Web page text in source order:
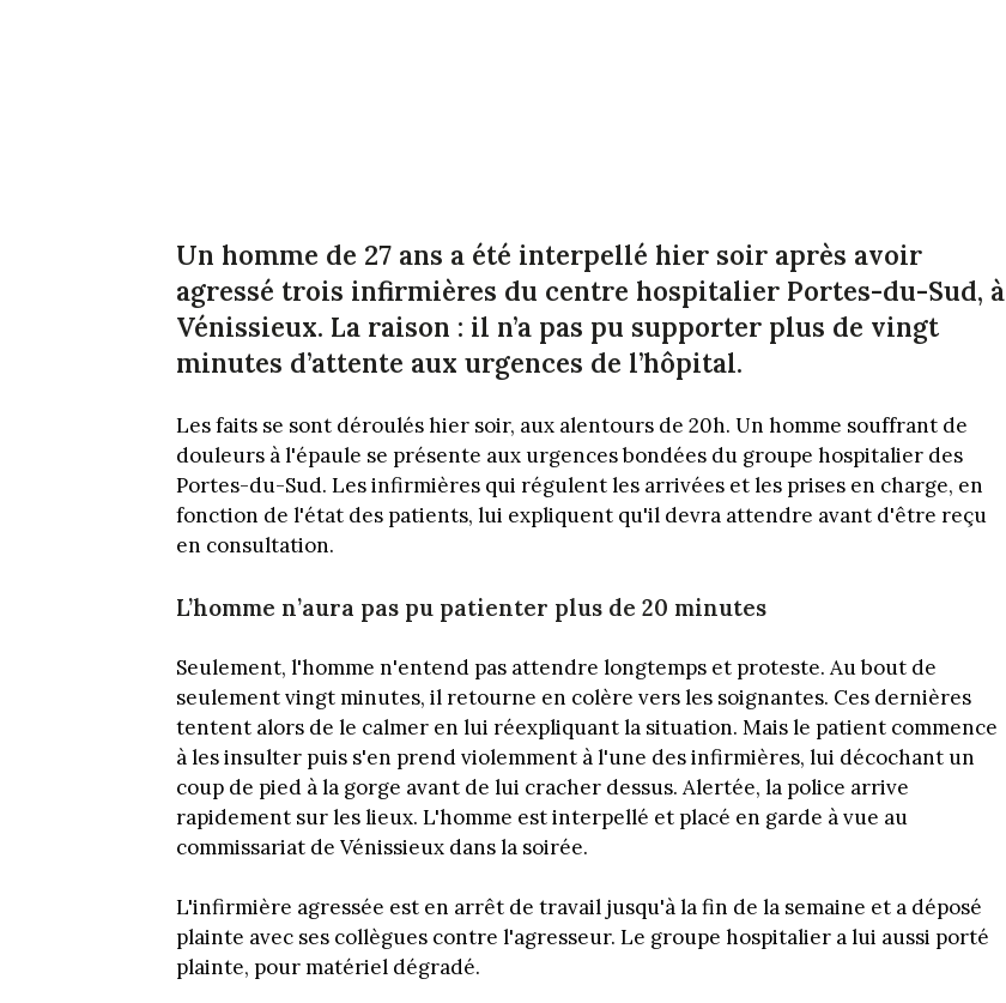
Un homme de 27 ans a été interpellé hier soir après avoir
agressé trois infirmières du centre hospitalier Portes-du-Sud, à
Vénissieux. La raison : il n’a pas pu supporter plus de vingt
minutes d’attente aux urgences de l’hôpital.
Les faits se sont déroulés hier soir, aux alentours de 20h. Un homme souffrant de
douleurs à l'épaule se présente aux urgences bondées du groupe hospitalier des
Portes-du-Sud. Les infirmières qui régulent les arrivées et les prises en charge, en
fonction de l'état des patients, lui expliquent qu'il devra attendre avant d'être reçu
en consultation.
L’homme n’aura pas pu patienter plus de 20 minutes
Seulement, l'homme n'entend pas attendre longtemps et proteste. Au bout de
seulement vingt minutes, il retourne en colère vers les soignantes. Ces dernières
tentent alors de le calmer en lui réexpliquant la situation. Mais le patient commence
à les insulter puis s'en prend violemment à l'une des infirmières, lui décochant un
coup de pied à la gorge avant de lui cracher dessus. Alertée, la police arrive
rapidement sur les lieux. L'homme est interpellé et placé en garde à vue au
commissariat de Vénissieux dans la soirée.
L'infirmière agressée est en arrêt de travail jusqu'à la fin de la semaine et a déposé
plainte avec ses collègues contre l'agresseur. Le groupe hospitalier a lui aussi porté
plainte, pour matériel dégradé.